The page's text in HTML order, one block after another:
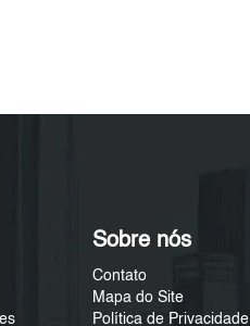
Sobre nós
Contato
Mapa do Site
Política de Privacidade